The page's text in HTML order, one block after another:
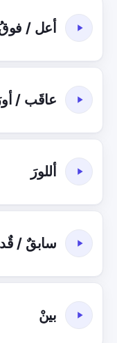
أعل /
عاقَب /
أللورَ
سابقٌ /
بينْ